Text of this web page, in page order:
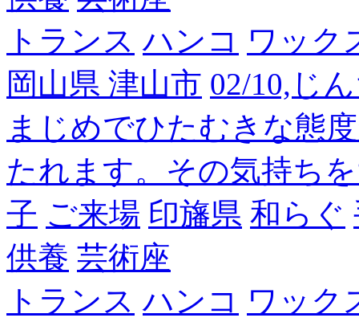
トランス ハンコ ワック
岡山県 津山市 02/10,じ
まじめでひたむきな態
たれます。その気持ち
子 ご来場 印旛県 和らぐ
供養 芸術座
トランス ハンコ ワック